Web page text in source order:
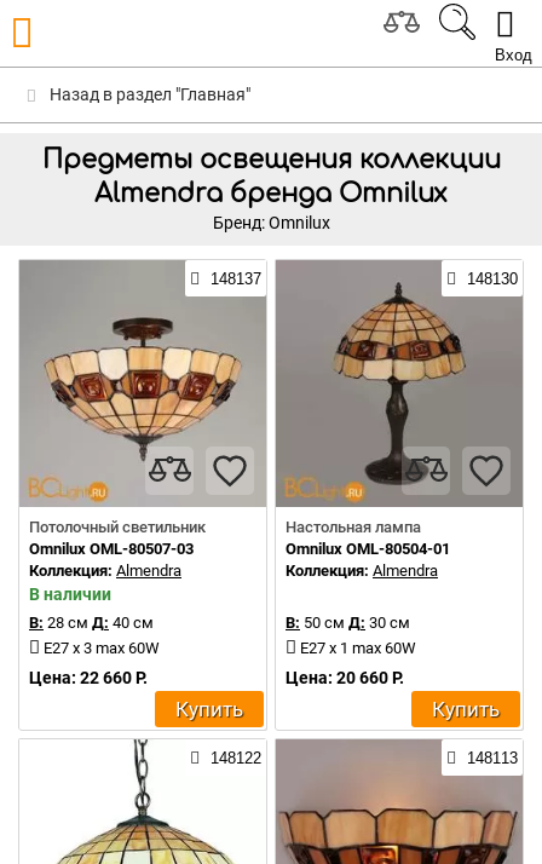
Вход
Назад в раздел "Главная"
Предметы освещения коллекции
Almendra бренда Omnilux
Бренд: Omnilux
148137
Потолочный светильник
Omnilux OML-80507-03
Коллекция: Almendra
В наличии
В: 28 см Д: 40 см
E27 x 3 max 60W
Цена: 22 660 Р.
Купить
148130
Настольная лампа
Omnilux OML-80504-01
Коллекция: Almendra
В: 50 см Д: 30 см
E27 x 1 max 60W
Цена: 20 660 Р.
Купить
148122 148113